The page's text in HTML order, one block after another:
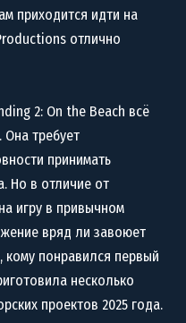
приходится идти на
отлично
2: On the Beach всё
Она требует
принимать
Но в отличие от
игру в привычном
вряд ли завоюет
понравился первый
несколько
проектов 2025 года.